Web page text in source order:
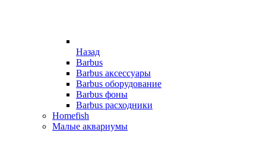
Назад
Barbus
Barbus аксессуары
Barbus оборудование
Barbus фоны
Barbus расходники
Homefish
Малые аквариумы